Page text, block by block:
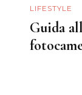
LIFESTYLE
Guida